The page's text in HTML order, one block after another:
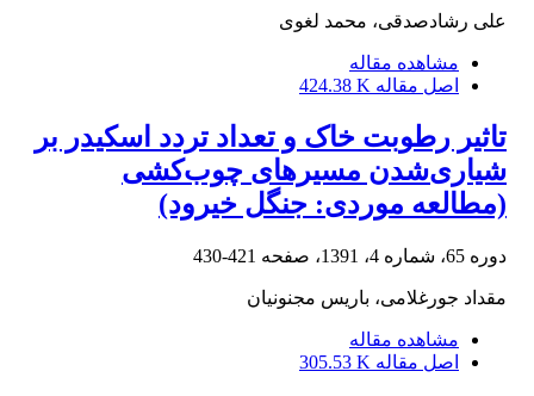
علی رشادصدقی، محمد لغوی
مشاهده مقاله
اصل مقاله 424.38 K
تاثیر رطوبت خاک و تعداد تردد اسکیدر بر
شیاری‌‌شدن مسیرهای چوب‌کشی
(مطالعه موردی: جنگل خیرود)
دوره 65، شماره 4، 1391، صفحه 421-430
مقداد جورغلامی، باریس مجنونیان
مشاهده مقاله
اصل مقاله 305.53 K